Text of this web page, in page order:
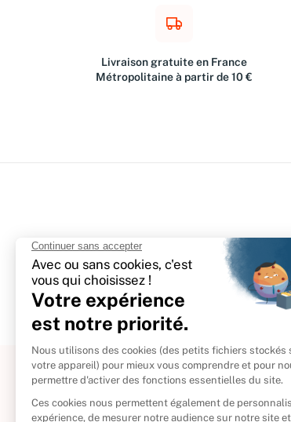
Livraison gratuite en France
Métropolitaine à partir de 10 €
À propos